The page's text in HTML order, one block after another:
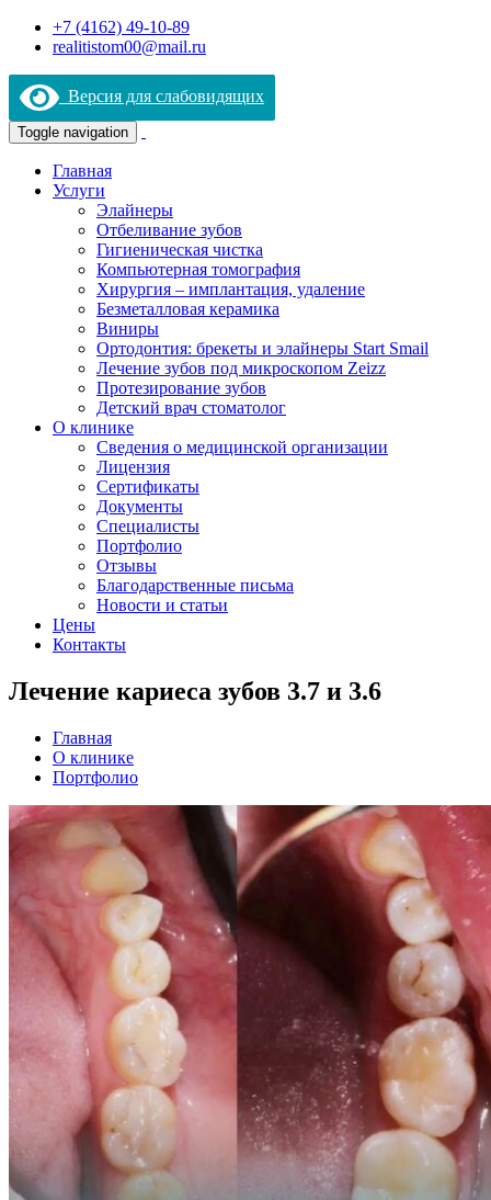
+7 (4162) 49-10-89
realitistom00@mail.ru
Версия для слабовидящих
Toggle navigation
Главная
Услуги
Элайнеры
Отбеливание зубов
Гигиеническая чистка
Компьютерная томография
Хирургия – имплантация, удаление
Безметалловая керамика
Виниры
Ортодонтия: брекеты и элайнеры Start Smail
Лечение зубов под микроскопом Zeizz
Протезирование зубов
Детский врач стоматолог
О клинике
Сведения о медицинской организации
Лицензия
Сертификаты
Документы
Специалисты
Портфолио
Отзывы
Благодарственные письма
Новости и статьи
Цены
Контакты
Лечение кариеса зубов 3.7 и 3.6
Главная
О клинике
Портфолио